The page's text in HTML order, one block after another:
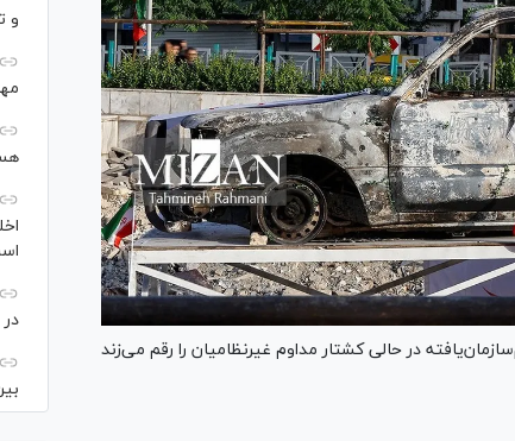
در حالی کشتار مداوم غیرنظامیان را رقم می‌زند
و